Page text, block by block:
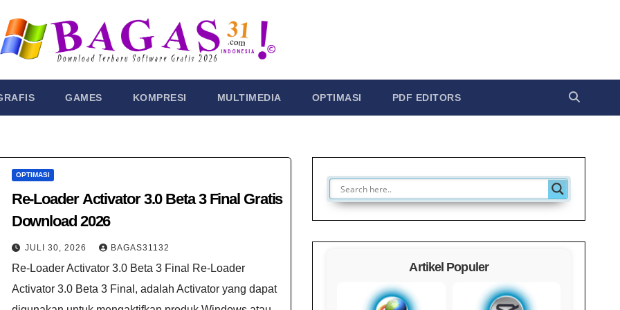
GAMES KOMPRESI MULTIMEDIA OPTIMASI PDF EDITORS
OPTIMASI
Re-Loader Activator 3.0 Beta 3 Final Gratis
Download 2026
JULI 30, 2026 BAGAS31132
Re-Loader Activator 3.0 Beta 3 Final Re-Loader
Activator 3.0 Beta 3 Final, adalah Activator yang dapat
Artikel Populer